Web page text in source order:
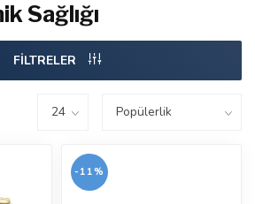
Sağlığı
FİLTRELER
-11%